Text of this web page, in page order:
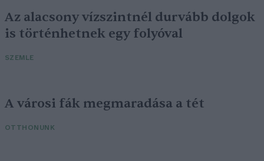
Az alacsony vízszintnél durvább dolgok
is történhetnek egy folyóval
SZEMLE
A városi fák megmaradása a tét
OTTHONUNK